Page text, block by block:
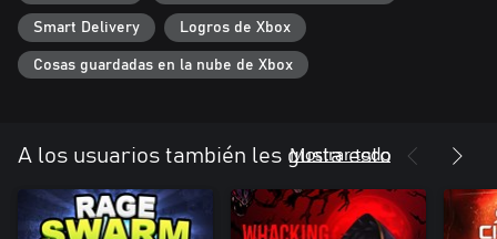
Smart Delivery Logros de Xbox
Cosas guardadas en la nube de Xbox
A los usuarios también les gusta esto
Mostrar todo